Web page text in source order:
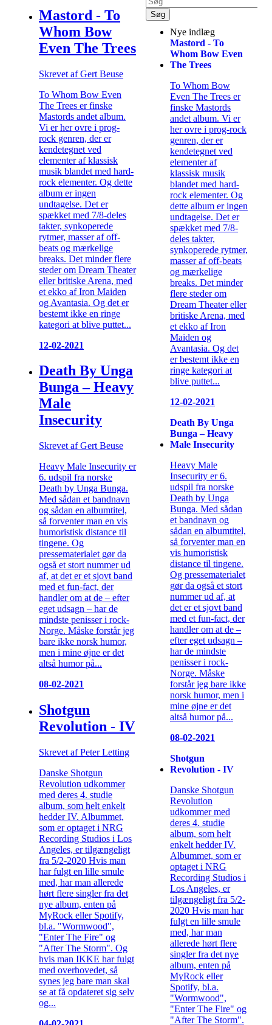
Mastord - To
Whom Bow
Even The Trees
Skrevet af Gert Beuse
To Whom Bow Even
The Trees er finske
Mastords andet album.
Vi er her ovre i prog-
rock genren, der er
kendetegnet ved
elementer af klassisk
musik blandet med hard-
rock elementer. Og dette
album er ingen
undtagelse. Det er
spækket med 7/8-deles
takter, synkoperede
rytmer, masser af off-
beats og mærkelige
breaks. Det minder flere
steder om Dream Theater
eller britiske Arena, med
et ekko af Iron Maiden
og Avantasia. Og det er
bestemt ikke en ringe
kategori at blive puttet...
12-02-2021
Death By Unga
Bunga – Heavy
Male
Insecurity
Skrevet af Gert Beuse
Heavy Male Insecurity er
6. udspil fra norske
Death by Unga Bunga.
Med sådan et bandnavn
og sådan en albumtitel,
så forventer man en vis
humoristisk distance til
tingene. Og
pressematerialet gør da
også et stort nummer ud
af, at det er et sjovt band
med et fun-fact, der
handler om at de – efter
eget udsagn – har de
mindste penisser i rock-
Norge. Måske forstår jeg
bare ikke norsk humor,
men i mine øjne er det
altså humor på...
08-02-2021
Shotgun
Revolution - IV
Skrevet af Peter Letting
Danske Shotgun
Revolution udkommer
med deres 4. studie
album, som helt enkelt
hedder IV. Albummet,
som er optaget i NRG
Recording Studios i Los
Angeles, er tilgængeligt
fra 5/2-2020 Hvis man
har fulgt en lille smule
med, har man allerede
hørt flere singler fra det
nye album, enten på
MyRock eller Spotify,
bl.a. "Wormwood",
"Enter The Fire" og
"After The Storm". Og
hvis man IKKE har fulgt
med overhovedet, så
synes jeg bare man skal
se at få opdateret sig selv
og...
Nye indlæg
Mastord - To
Whom Bow Even
The Trees
To Whom Bow
Even The Trees er
finske Mastords
andet album. Vi er
her ovre i prog-rock
genren, der er
kendetegnet ved
elementer af
klassisk musik
blandet med hard-
rock elementer. Og
dette album er ingen
undtagelse. Det er
spækket med 7/8-
deles takter,
synkoperede rytmer,
masser af off-beats
og mærkelige
breaks. Det minder
flere steder om
Dream Theater eller
britiske Arena, med
et ekko af Iron
Maiden og
Avantasia. Og det
er bestemt ikke en
ringe kategori at
blive puttet...
12-02-2021
Death By Unga
Bunga – Heavy
Male Insecurity
Heavy Male
Insecurity er 6.
udspil fra norske
Death by Unga
Bunga. Med sådan
et bandnavn og
sådan en albumtitel,
så forventer man en
vis humoristisk
distance til tingene.
Og pressematerialet
gør da også et stort
nummer ud af, at
det er et sjovt band
med et fun-fact, der
handler om at de –
efter eget udsagn –
har de mindste
penisser i rock-
Norge. Måske
forstår jeg bare ikke
norsk humor, men i
mine øjne er det
altså humor på...
08-02-2021
Shotgun
Revolution - IV
Danske Shotgun
Revolution
udkommer med
deres 4. studie
album, som helt
enkelt hedder IV.
Albummet, som er
optaget i NRG
Recording Studios i
Los Angeles, er
tilgængeligt fra 5/2-
2020 Hvis man har
fulgt en lille smule
med, har man
allerede hørt flere
singler fra det nye
album, enten på
MyRock eller
Spotify, bl.a.
"Wormwood",
"Enter The Fire" og
"After The Storm".